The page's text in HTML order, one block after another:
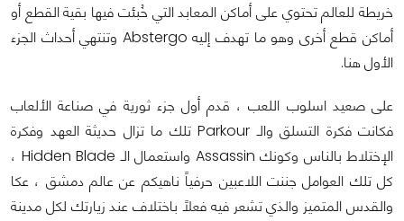
خريطة للعالم تحتوي على أماكن المعابد التي خُبئت فيها بقية القطع أو
أماكن قطع أخرى وهو ما تهدف إليه Abstergo وتنتهي أحداث الجزء
الأول هنا.
على صعيد اسلوب اللعب ، قدم أول جزء ثورية في صناعة الألعاب
فكانت فكرة التسلق والـ Parkour تلك ما تزال حديثة العهد وفكرة
الإختلاط بالناس وكونك Assassin واستعمال الـ Hidden Blade ،
كل تلك العوامل جننت اللاعبين حرفياً ناهيكم عن عالم دمشق ، عكا
والقدس المتميز والذي تشعر فيه فعلاً باختلاف عند زيارتك لكل مدينة